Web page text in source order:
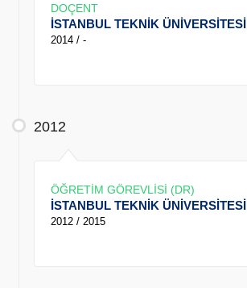
DOÇENT
İSTANBUL TEKNİK ÜNİVERSİTESİ
2014 / -
2012
ÖĞRETİM GÖREVLİSİ (DR)
İSTANBUL TEKNİK ÜNİVERSİTESİ
2012 / 2015